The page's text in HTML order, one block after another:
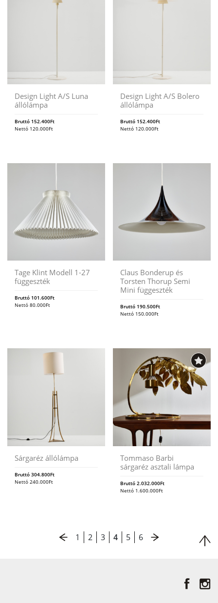
Design Light A/S Luna
állólámpa
Bruttó 152.400Ft
Nettó 120.000Ft
Design Light A/S Bolero
állólámpa
Bruttó 152.400Ft
Nettó 120.000Ft
Tage Klint Modell 1-27
függeszték
Bruttó 101.600Ft
Nettó 80.000Ft
Claus Bonderup és
Torsten Thorup Semi
Mini függeszték
Bruttó 190.500Ft
Nettó 150.000Ft
Sárgaréz állólámpa
Bruttó 304.800Ft
Nettó 240.000Ft
Tommaso Barbi
sárgaréz asztali lámpa
Bruttó2.032.000Ft
Nettó 1.600.000Ft
1 2 3 4 5 6